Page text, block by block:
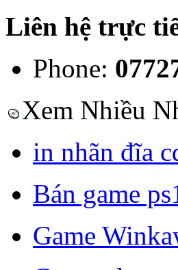
Liên hệ trực
Phone:
Xem Nhiều
in nhãn đĩa
Bán game
Game